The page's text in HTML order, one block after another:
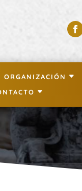
ORGANIZACIÓN